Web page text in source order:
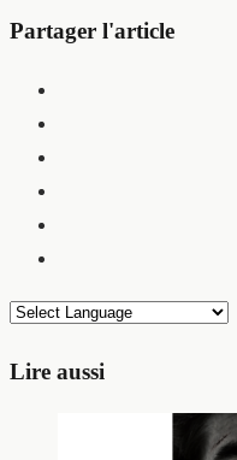
Partager l'article
Lire aussi